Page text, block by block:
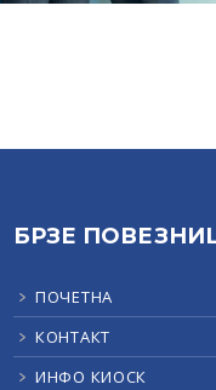
БРЗЕ
ПОЧЕТНА
КОНТАКТ
ИНФО КИОСК